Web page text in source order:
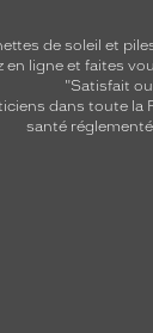
de soleil et
ligne et faites
"Satisfait
dans toute la
santé